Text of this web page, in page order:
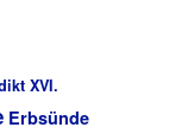
XVI.
Erbsünde